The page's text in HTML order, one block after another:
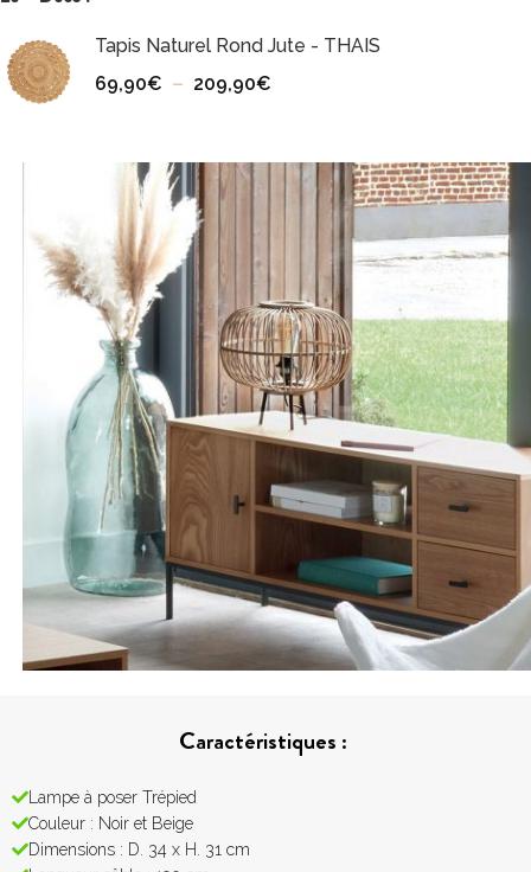
Tapis Naturel Rond Jute - THAIS
69,90€ – 209,90€
Caractéristiques :
Lampe à poser Trépied
Couleur : Noir et Beige
Dimensions : D. 34 x H. 31 cm